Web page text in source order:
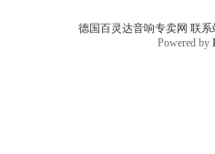
德国百灵达音响专卖网 联系
Powered by